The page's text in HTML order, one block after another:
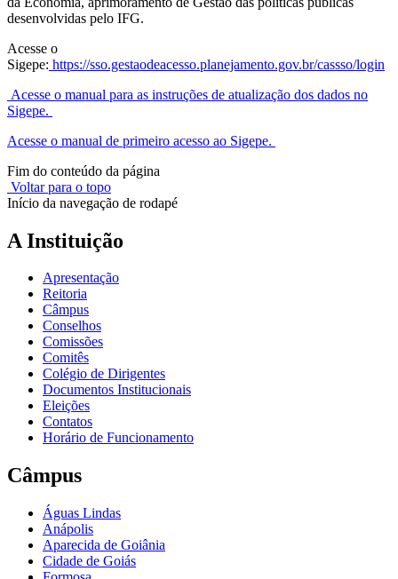
desenvolvidas pelo IFG.
Acesse o
Sigepe: https://sso.gestaodeacesso.planejamento.gov.br/cassso/login
Acesse o manual para as instruções de atualização dos dados no
Sigepe.
Acesse o manual de primeiro acesso ao Sigepe.
Fim do conteúdo da página
Voltar para o topo
Início da navegação de rodapé
A Instituição
Apresentação
Reitoria
Câmpus
Conselhos
Comissões
Comitês
Colégio de Dirigentes
Documentos Institucionais
Eleições
Contatos
Horário de Funcionamento
Câmpus
Águas Lindas
Anápolis
Aparecida de Goiânia
Cidade de Goiás